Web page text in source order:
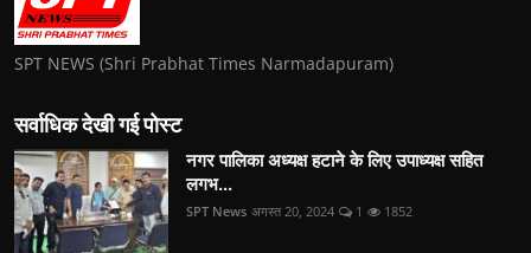
SPT NEWS (Shri Prabhat Times Narmadapuram)
सर्वाधिक देखी गई पोस्ट
नगर पालिका अध्यक्ष हटाने के लिए उपाध्यक्ष सहित
लगभ...
SPT News अगस्त 20, 2024 1 1852